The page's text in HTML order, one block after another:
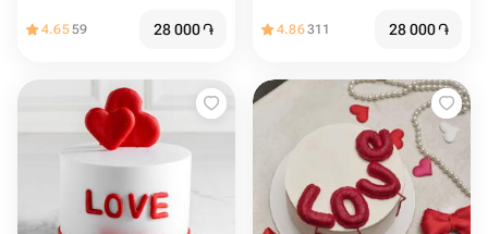
4.6559 28 000֏ 4.86311 28 000֏